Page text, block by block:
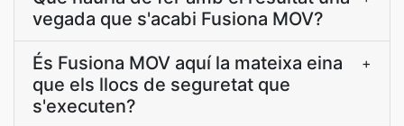
vegada que s'acabi Fusiona MOV?
És Fusiona MOV aquí la mateixa eina
que els llocs de seguretat que
s'executen?
+